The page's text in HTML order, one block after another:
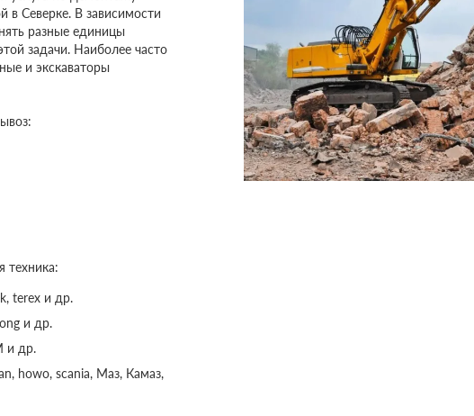
в Северке. В зависимости
разные единицы
задачи. Наиболее часто
и экскаваторы
техника:
terex и др.
и др.
и др.
howo, scania, Маз, Камаз,